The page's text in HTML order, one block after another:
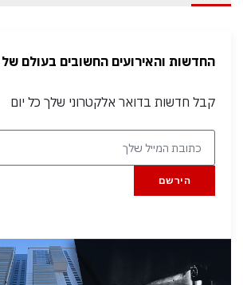
החדשות והאירועים החשובים בעולם של
קבל חדשות בדואר אלקטרוני שלך כל יום
הירשם